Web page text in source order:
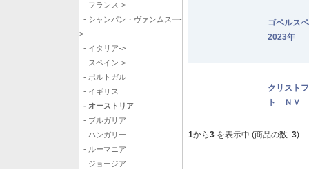
- フランス->
- シャンパン・ヴァンムスー-
>
- イタリア->
- スペイン->
- ポルトガル
- イギリス
- オーストリア
- ブルガリア
- ハンガリー
- ルーマニア
- ジョージア
ゴベルス
2023年
クリスト
ト ＮＶ
1から3 を表示中 (商品の数: 3)